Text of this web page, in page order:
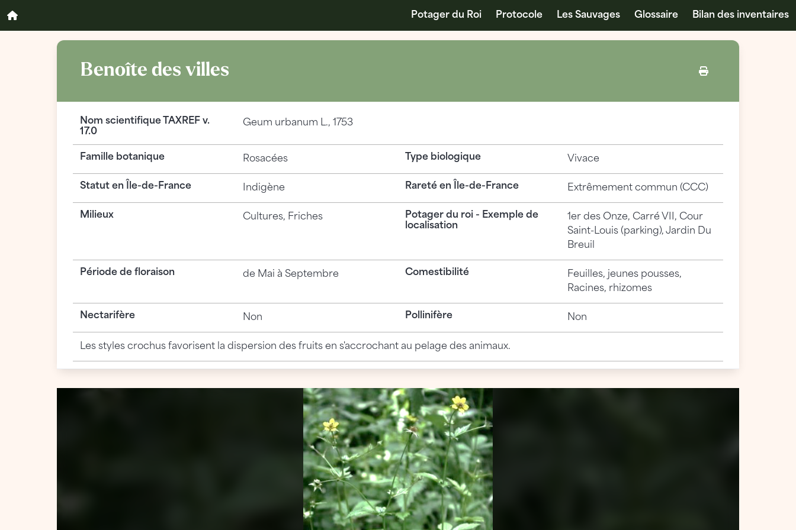
Potager du Roi Protocole Les Sauvages Glossaire Bilan des inventaires
Benoîte des villes
Nom scientifique TAXREF v.
17.0
Geum urbanum L., 1753
Famille botanique Rosacées Type biologique Vivace
Statut en Île-de-France Indigène Rareté en Île-de-France Extrêmement commun (CCC)
Milieux Cultures, Friches
Potager du roi - Exemple de
localisation
1er des Onze, Carré VII, Cour
Saint-Louis (parking), Jardin Du
Breuil
Période de floraison de Mai à Septembre Comestibilité
Feuilles, jeunes pousses,
Racines, rhizomes
Nectarifère Non Pollinifère Non
Les styles crochus favorisent la dispersion des fruits en s'accrochant au pelage des animaux.